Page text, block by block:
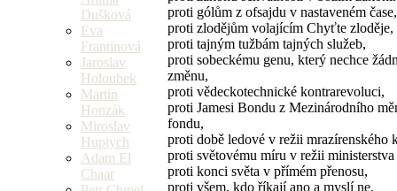
Dušková
Eva
Frantinová
Jaroslav
Holoubek
Martin
Honzák
Miroslav
Huptych
Adam El
Chaar
proti gólům z ofsajdu v nastaveném čase,
proti zlodějům volajícím Chyťte zloděje,
proti tajným tužbám tajných služeb,
proti sobeckému genu, který nechce
změnu,
proti vědeckotechnické kontrarevoluci,
proti Jamesi Bondu z Mezinárodního
fondu,
proti době ledové v režii mrazírenského
proti světovému míru v režii
proti konci světa v přímém přenosu,
proti všem, kdo říkají ano a myslí ne,